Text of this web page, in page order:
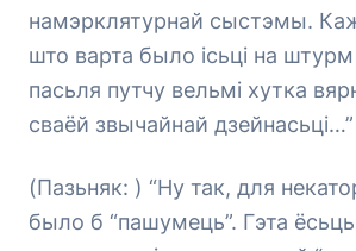
намэрклятурнай сыстэмы.
што варта было ісьці на штурм
пасьля путчу вельмі хутка
сваёй звычайнай дзейнасьці…”
(Пазьняк: ) “Ну так, для
было б “пашумець”. Гэта